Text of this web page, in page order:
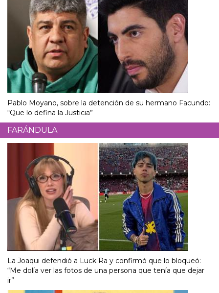
Pablo Moyano, sobre la detención de su hermano Facundo:
“Que lo defina la Justicia”
FARÁNDULA
La Joaqui defendió a Luck Ra y confirmó que lo bloqueó:
“Me dolía ver las fotos de una persona que tenía que dejar
ir”